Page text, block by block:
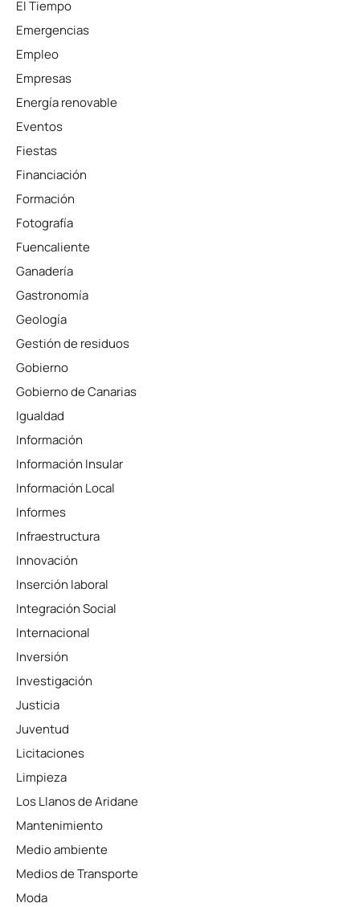
El Tiempo
Emergencias
Empleo
Empresas
Energía renovable
Eventos
Fiestas
Financiación
Formación
Fotografía
Fuencaliente
Ganadería
Gastronomía
Geología
Gestión de residuos
Gobierno
Gobierno de Canarias
Igualdad
Información
Información Insular
Información Local
Informes
Infraestructura
Innovación
Inserción laboral
Integración Social
Internacional
Inversión
Investigación
Justicia
Juventud
Licitaciones
Limpieza
Los Llanos de Aridane
Mantenimiento
Medio ambiente
Medios de Transporte
Moda